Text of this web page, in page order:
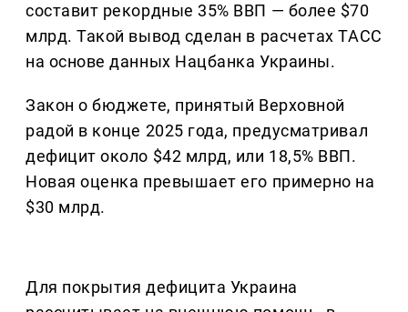
составит рекордные 35% ВВП — более $70
млрд. Такой вывод сделан в расчетах ТАСС
на основе данных Нацбанка Украины.
Закон о бюджете, принятый Верховной
радой в конце 2025 года, предусматривал
дефицит около $42 млрд, или 18,5% ВВП.
Новая оценка превышает его примерно на
$30 млрд.
Для покрытия дефицита Украина